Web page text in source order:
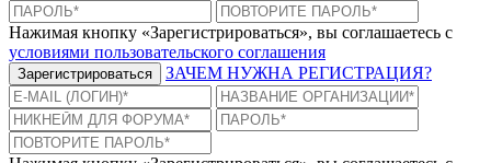
Нажимая кнопку «Зарегистрироваться», вы соглашаетесь с
условиями пользовательского соглашения
Зарегистрироваться ЗАЧЕМ НУЖНА РЕГИСТРАЦИЯ?